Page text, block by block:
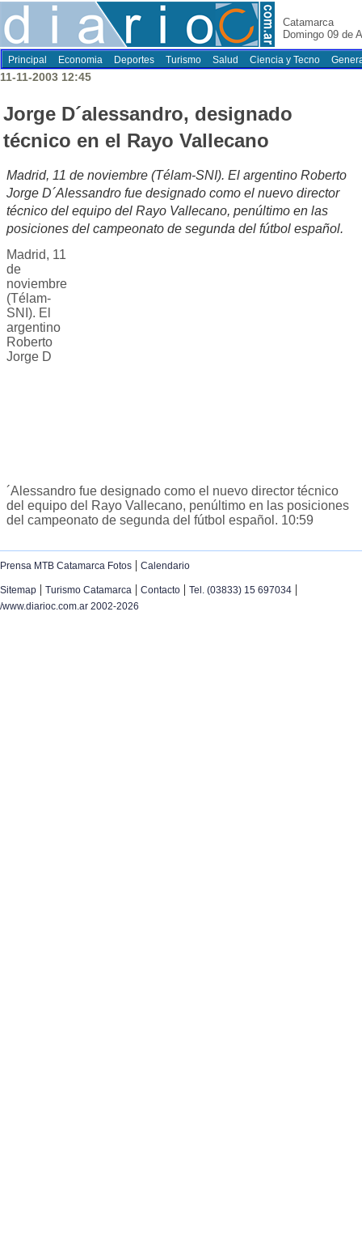
Catamarca
Domingo 09 de
Principal Economia Deportes Turismo Salud Ciencia y Tecno
11-11-2003 12:45
Jorge D´alessandro, designado
técnico en el Rayo Vallecano
Madrid, 11 de noviembre (Télam-SNI). El argentino Roberto
Jorge D´Alessandro fue designado como el nuevo director
técnico del equipo del Rayo Vallecano, penúltimo en las
posiciones del campeonato de segunda del fútbol español.
Madrid, 11
de
noviembre
(Télam-
SNI). El
argentino
Roberto
Jorge D
´Alessandro fue designado como el nuevo director técnico
del equipo del Rayo Vallecano, penúltimo en las posiciones
del campeonato de segunda del fútbol español. 10:59
Prensa MTB Catamarca Fotos | Calendario
Sitemap | Turismo Catamarca | Contacto | Tel. (03833) 15 697034 |
/www.diarioc.com.ar 2002-2026